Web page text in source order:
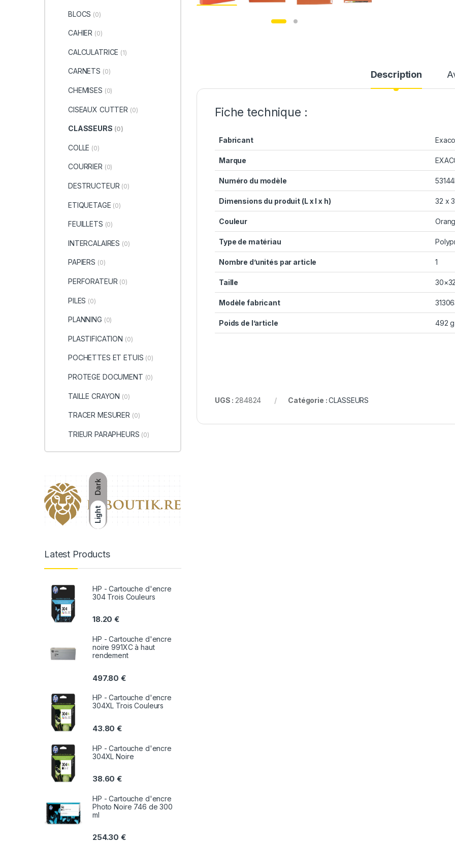
Dark
Light
Description
Fiche technique :
Fabricant
Marque
Numéro du modèle
Dimensions du produit (L x l x h) 32 x
Couleur
Type de matériau
Nombre d’unités par article 1
Taille 30×32
Modèle fabricant
Poids de l’article 492 g
UGS : 284824 Catégorie :CLASSEURS
BLOCS (0)
CAHIER (0)
CALCULATRICE (1)
CARNETS (0)
CHEMISES (0)
CISEAUX CUTTER (0)
CLASSEURS (0)
COLLE (0)
COURRIER (0)
DESTRUCTEUR (0)
ETIQUETAGE (0)
FEUILLETS (0)
INTERCALAIRES (0)
PAPIERS (0)
PERFORATEUR (0)
PILES (0)
PLANNING (0)
PLASTIFICATION (0)
POCHETTES ET ETUIS (0)
PROTEGE DOCUMENT (0)
TAILLE CRAYON (0)
TRACER MESURER (0)
TRIEUR PARAPHEURS (0)
Latest Products
HP - Cartouche d'encre
304 Trois Couleurs
18.20€
HP - Cartouche d'encre
noire 991XC à haut
rendement
497.80€
HP - Cartouche d'encre
304XL Trois Couleurs
43.80€
HP - Cartouche d'encre
304XL Noire
38.60€
HP - Cartouche d'encre
Photo Noire 746 de 300
ml
254.30€